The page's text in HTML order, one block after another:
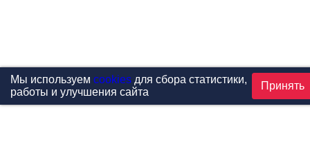
Мы используем cookiesдля сбора статистики,
работы и улучшения сайта
Принять